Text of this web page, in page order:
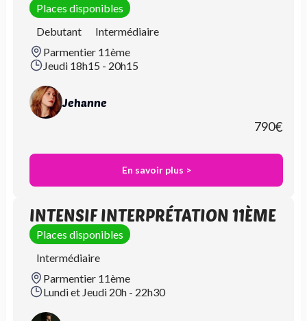
Places disponibles
Debutant
Intermédiaire
Parmentier 11ème
Jeudi 18h15 - 20h15
Jehanne
790€
En savoir plus >
INTENSIF INTERPRÉTATION 11ÈME
Places disponibles
Intermédiaire
Parmentier 11ème
Lundi et Jeudi 20h - 22h30